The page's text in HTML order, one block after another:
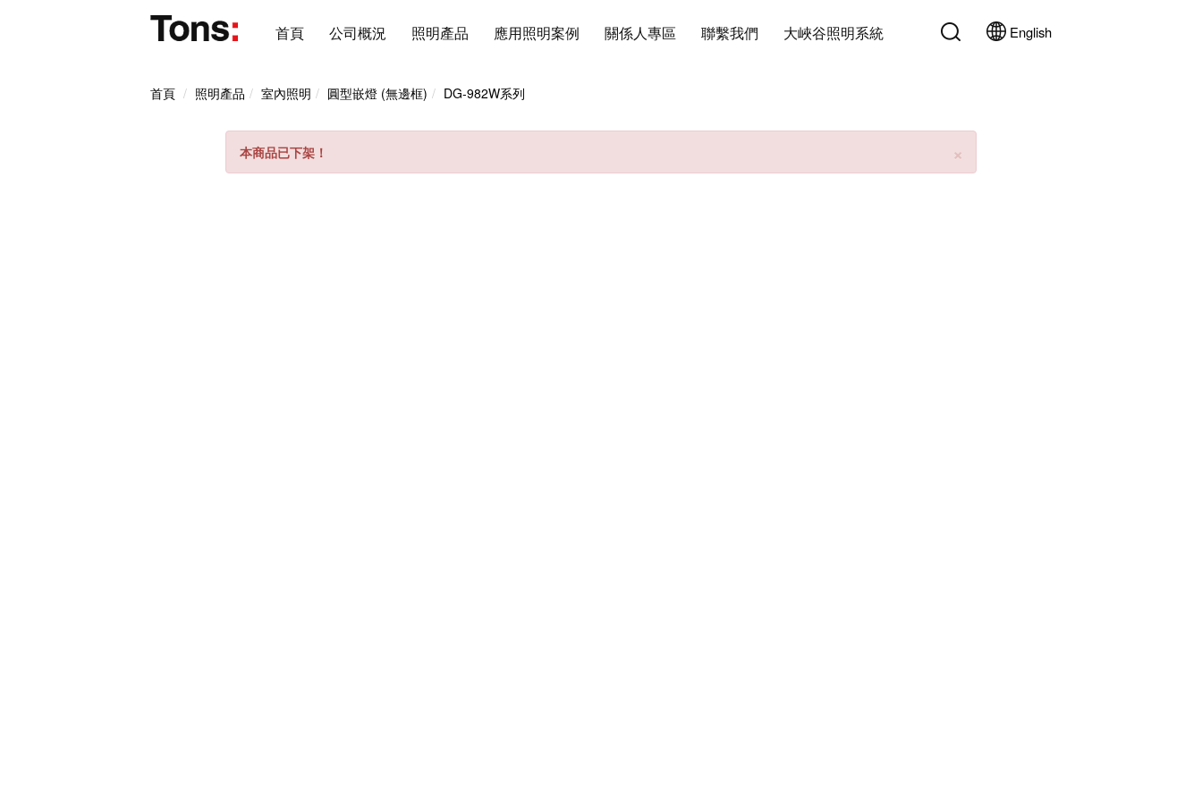
首頁 公司概況 照明產品 應用照明案例 關係人專區 聯繫我們 大峽谷照明系統 English
首頁 照明產品 室內照明 圓型嵌燈 (無邊框) DG-982W系列
×
本商品已下架！